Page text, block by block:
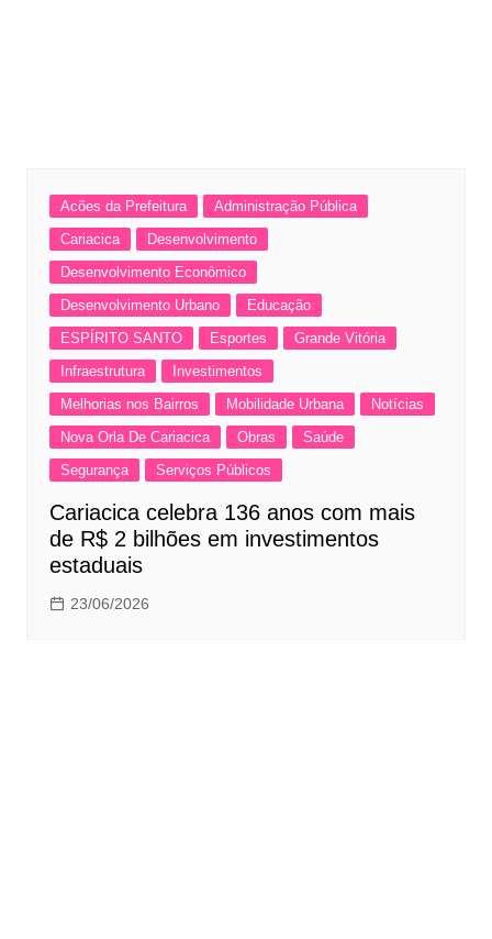
Acões da Prefeitura
Administração Pública
Cariacica
Desenvolvimento
Desenvolvimento Econômico
Desenvolvimento Urbano
Educação
ESPÍRITO SANTO
Esportes
Grande Vitória
Infraestrutura
Investimentos
Melhorias nos Bairros
Mobilidade Urbana
Notícias
Nova Orla De Cariacica
Obras
Saúde
Segurança
Serviços Públicos
Cariacica celebra 136 anos com mais
de R$ 2 bilhões em investimentos
estaduais
23/06/2026